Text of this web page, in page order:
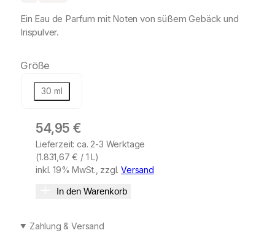
Ein Eau de Parfum mit Noten von süßem Gebäck und
Irispulver.
Größe
30 ml
54,95€
Lieferzeit: ca. 2-3 Werktage
(1.831,67€ / 1 L)
inkl. 19% MwSt., zzgl.Versand
In den Warenkorb
Zahlung & Versand